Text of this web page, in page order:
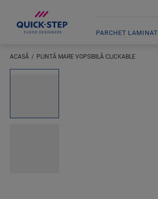
PARCHET LAMINAT
ACASĂ PLINTĂ MARE VOPSIBILĂ CLICKABLE